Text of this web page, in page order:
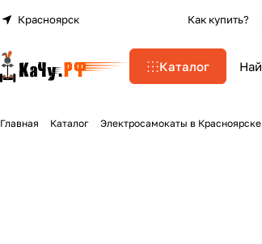
Красноярск Как купить?
Каталог
Главная Каталог Электросамокаты в Красноярске